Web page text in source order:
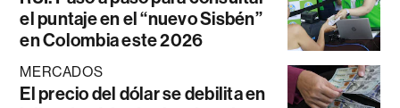
el puntaje en el “nuevo Sisbén”
en Colombia este 2026
MERCADOS
El precio del dólar se debilita en